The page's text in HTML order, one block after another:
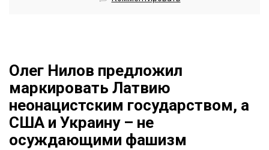
Олег Нилов предложил
маркировать Латвию
неонацистским государством, а
США и Украину – не
осуждающими фашизм